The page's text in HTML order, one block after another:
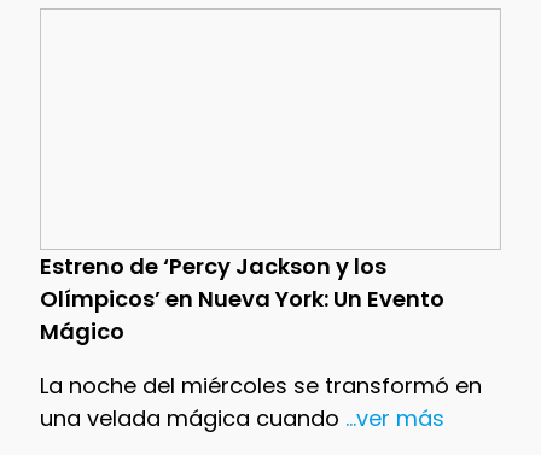
Estreno de ‘Percy Jackson y los
Olímpicos’ en Nueva York: Un Evento
Mágico
La noche del miércoles se transformó en
una velada mágica cuando ...ver más